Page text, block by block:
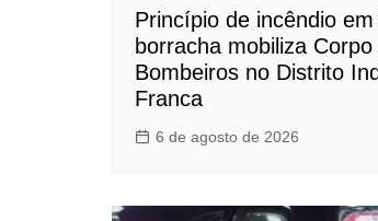
Princípio de incêndio
borracha mobiliza Corpo
Bombeiros no Distrito
Franca
6 de agosto de 2026